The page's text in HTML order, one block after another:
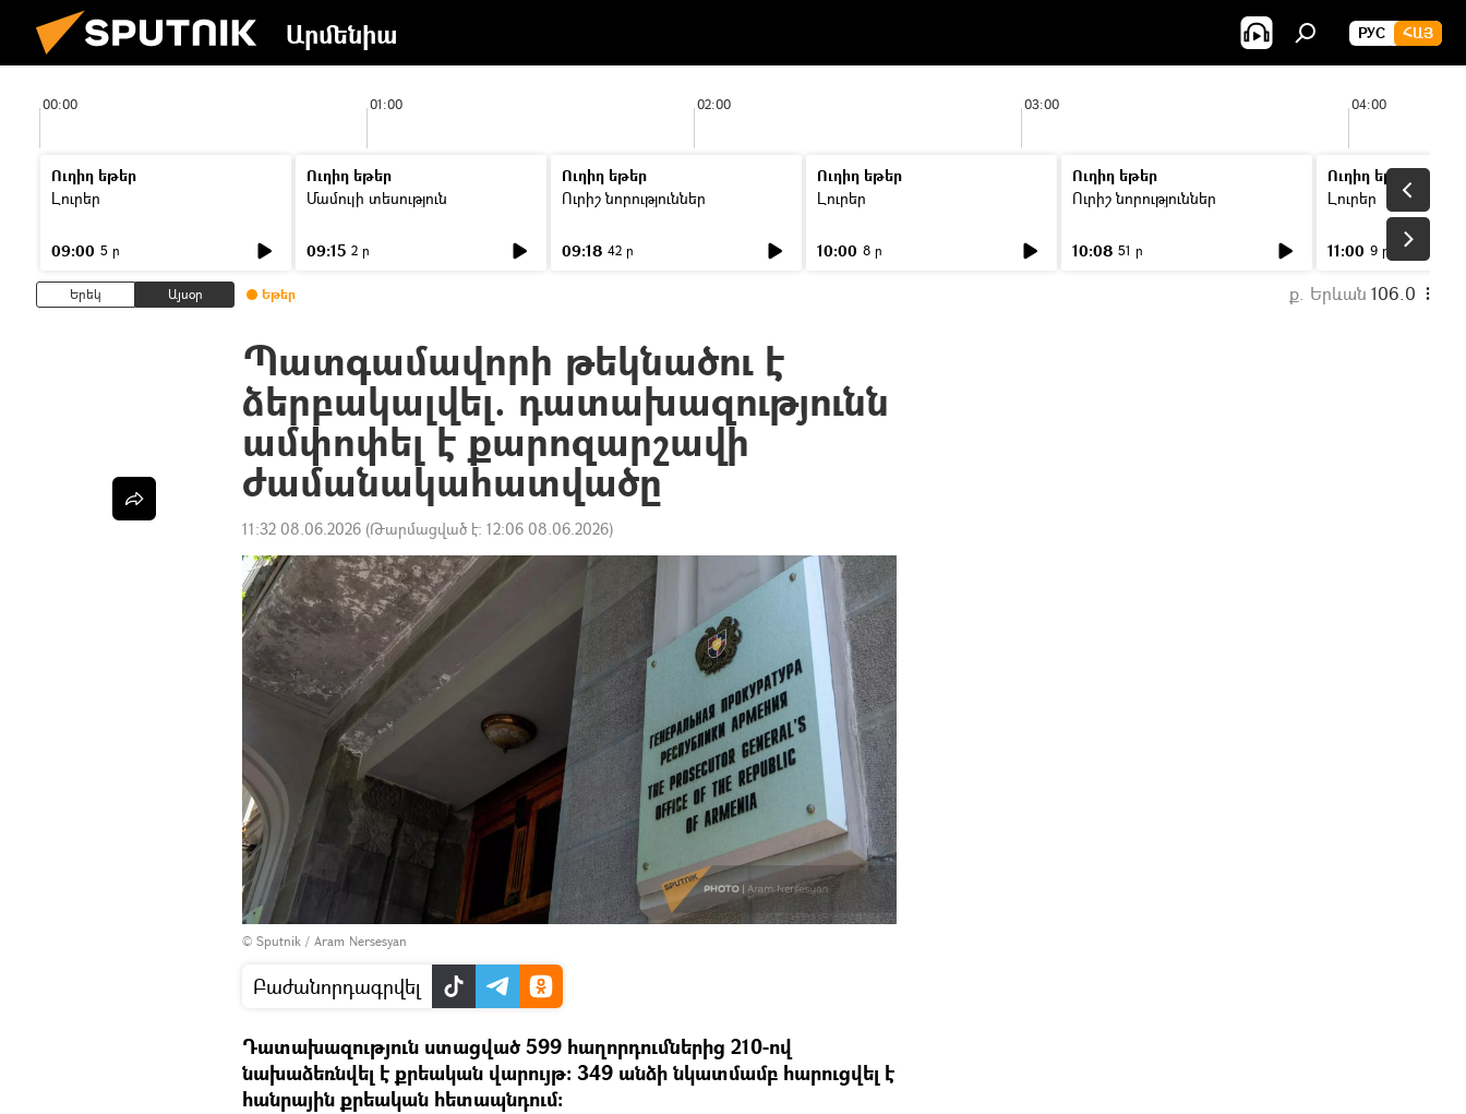
Արմենիա РУС ՀԱՅ
00:00 01:00 02:00 03:00 04:00
Ուղիղ եթեր
Լուրեր
09:00 5 ր
Ուղիղ եթեր
Մամուլի տեսություն
09:15 2 ր
Ուղիղ եթեր
Ուրիշ նորություններ
09:18 42 ր
Ուղիղ եթեր
Լուրեր
10:00 8 ր
Ուղիղ եթեր
Ուրիշ նորություններ
10:08 51 ր
Ուղիղ եթեր
Լուրեր
11:00 9 ր
Երեկ Այսօր Եթեր ք. Երևան 106.0
Պատգամավորի թեկնածու է
ձերբակալվել. դատախազությունն
ամփոփել է քարոզարշավի
ժամանակահատվածը
11:32 08.06.2026 (Թարմացված է: 12:06 08.06.2026)
© Sputnik / Aram Nersesyan
Բաժանորդագրվել
Դատախազություն ստացված 599 հաղորդումներից 210-ով
նախաձեռնվել է քրեական վարույթ: 349 անձի նկատմամբ հարուցվել է
հանրային քրեական հետապնդում: